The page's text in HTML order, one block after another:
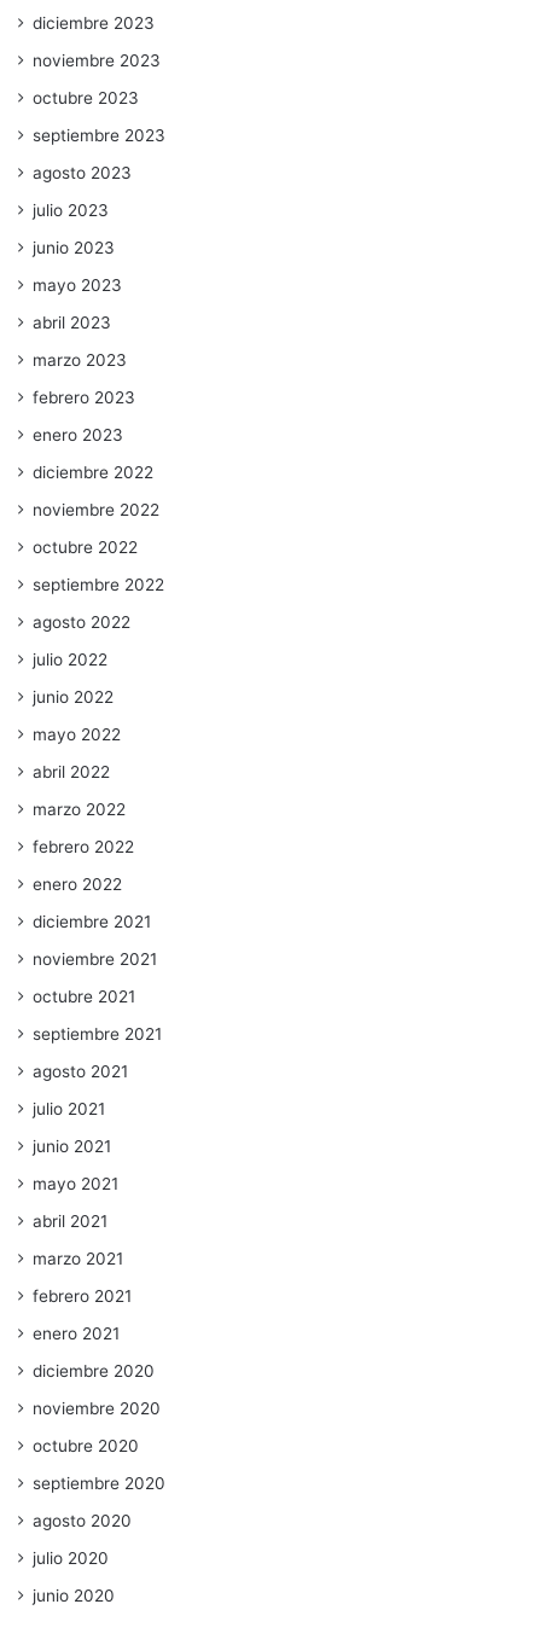
diciembre 2023
noviembre 2023
octubre 2023
septiembre 2023
agosto 2023
julio 2023
junio 2023
mayo 2023
abril 2023
marzo 2023
febrero 2023
enero 2023
diciembre 2022
noviembre 2022
octubre 2022
septiembre 2022
agosto 2022
julio 2022
junio 2022
mayo 2022
abril 2022
marzo 2022
febrero 2022
enero 2022
diciembre 2021
noviembre 2021
octubre 2021
septiembre 2021
agosto 2021
julio 2021
junio 2021
mayo 2021
abril 2021
marzo 2021
febrero 2021
enero 2021
diciembre 2020
noviembre 2020
octubre 2020
septiembre 2020
agosto 2020
julio 2020
junio 2020